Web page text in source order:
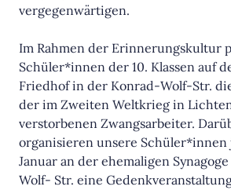
vergegenwärtigen.
Im Rahmen der Erinnerungskultur
Schüler*innen der 10. Klassen auf
Friedhof in der Konrad-Wolf-Str.
der im Zweiten Weltkrieg in
verstorbenen Zwangsarbeiter.
organisieren unsere Schüler*innen
Januar an der ehemaligen
Wolf- Str. eine